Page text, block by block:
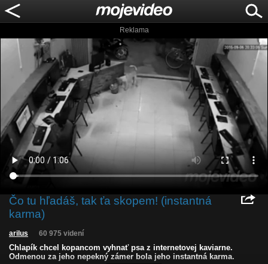
Reklama
Čo tu hľadáš, tak ťa skopem! (instantná
karma)
arilus 60 975 videní
Chlapík chcel kopancom vyhnať psa z internetovej kaviarne.
Odmenou za jeho nepekný zámer bola jeho instantná karma.